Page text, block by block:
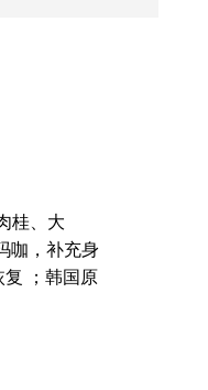
桂、大
咖，补充身
；韩国原